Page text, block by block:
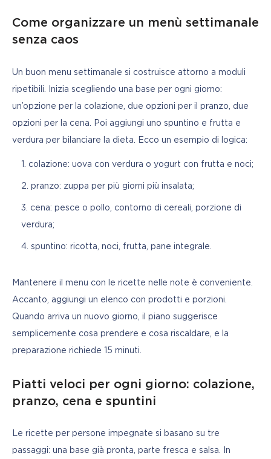
Come organizzare un menù settimanale
senza caos
Un buon menu settimanale si costruisce attorno a moduli
ripetibili. Inizia scegliendo una base per ogni giorno:
un’opzione per la colazione, due opzioni per il pranzo, due
opzioni per la cena. Poi aggiungi uno spuntino e frutta e
verdura per bilanciare la dieta. Ecco un esempio di logica:
colazione: uova con verdura o yogurt con frutta e noci;
pranzo: zuppa per più giorni più insalata;
cena: pesce o pollo, contorno di cereali, porzione di
verdura;
spuntino: ricotta, noci, frutta, pane integrale.
Mantenere il menu con le ricette nelle note è conveniente.
Accanto, aggiungi un elenco con prodotti e porzioni.
Quando arriva un nuovo giorno, il piano suggerisce
semplicemente cosa prendere e cosa riscaldare, e la
preparazione richiede 15 minuti.
Piatti veloci per ogni giorno: colazione,
pranzo, cena e spuntini
Le ricette per persone impegnate si basano su tre
passaggi: una base già pronta, parte fresca e salsa. In